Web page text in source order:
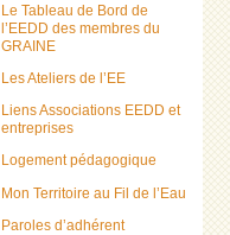
Le Tableau de Bord de
l’EEDD des membres du
GRAINE
Les Ateliers de l’EE
Liens Associations EEDD et
entreprises
Logement pédagogique
Mon Territoire au Fil de l’Eau
Paroles d’adhérent